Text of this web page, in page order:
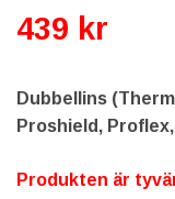
439 kr
Dubbellins
Proshield,
Produkten är